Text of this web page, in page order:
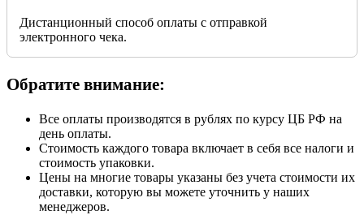
Дистанционный способ оплаты с отправкой
электронного чека.
Обратите внимание:
Все оплаты производятся в рублях по курсу ЦБ РФ на
день оплаты.
Стоимость каждого товара включает в себя все налоги и
стоимость упаковки.
Цены на многие товары указаны без учета стоимости их
доставки, которую вы можете уточнить у наших
менеджеров.